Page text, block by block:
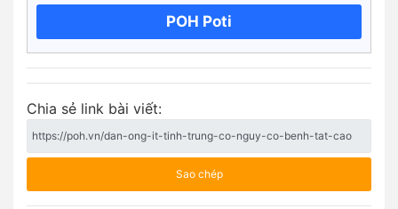
POH Poti
Chia sẻ link bài viết:
Sao chép